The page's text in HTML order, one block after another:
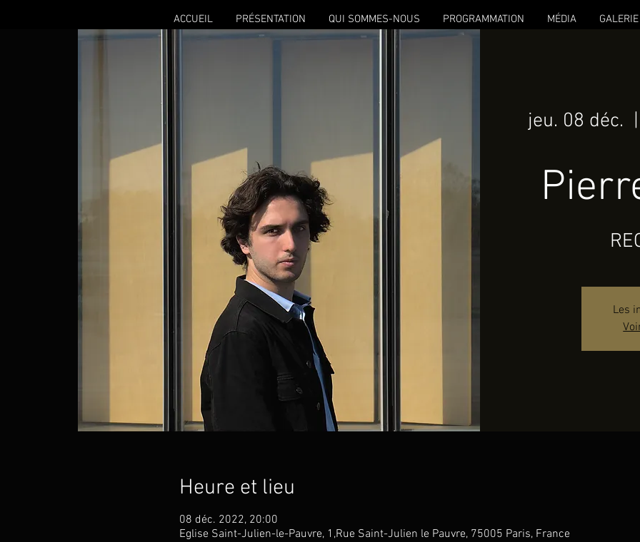
ACCUEIL PRÉSENTATION QUI SOMMES-NOUS PROGRAMMATION MÉDIA GALERIE
jeu. 08 déc.
  |
Les
Heure et lieu
08 déc. 2022, 20:00
Eglise Saint-Julien-le-Pauvre, 1,Rue Saint-Julien le Pauvre, 75005 Paris, France